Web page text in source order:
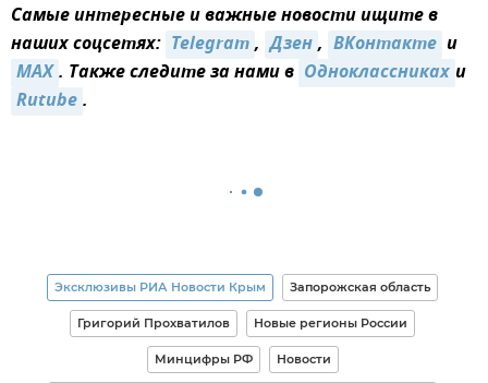
Самые интересные и важные новости ищите в
наших соцсетях: Telegram, Дзен, ВКонтакте и
MAX. Также следите за нами в Одноклассникахи
Rutube.
Эксклюзивы РИА Новости Крым Запорожская область
Григорий Прохватилов Новые регионы России
Минцифры РФ Новости